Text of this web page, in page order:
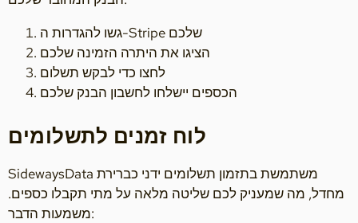
גשו להגדרות ה-Stripe שלכם
הציגו את היתרה הזמינה שלכם
לחצו כדי לבקש תשלום
הכספים יישלחו לחשבון הבנק שלכם
לוח זמנים לתשלומים
SidewaysData משתמשת בתזמון תשלומים ידני כברירת
מחדל, מה שמעניק לכם שליטה מלאה על מתי תקבלו כספים.
משמעות הדבר: